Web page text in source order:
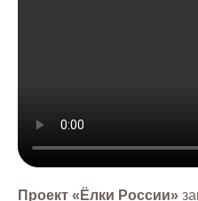
Проект «Ёлки России»